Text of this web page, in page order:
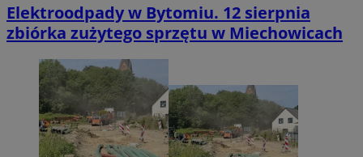
Elektroodpady w Bytomiu. 12 sierpnia
zbiórka zużytego sprzętu w Miechowicach